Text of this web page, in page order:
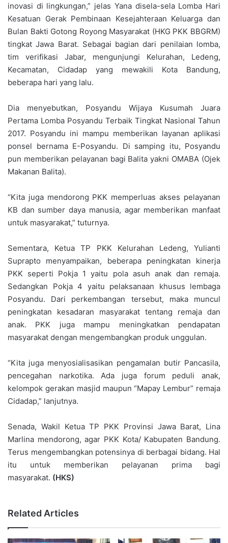
inovasi di lingkungan,” jelas Yana disela-sela Lomba Hari
Kesatuan Gerak Pembinaan Kesejahteraan Keluarga dan
Bulan Bakti Gotong Royong Masyarakat (HKG PKK BBGRM)
tingkat Jawa Barat. Sebagai bagian dari penilaian lomba,
tim verifikasi Jabar, mengunjungi Kelurahan, Ledeng,
Kecamatan, Cidadap yang mewakili Kota Bandung,
beberapa hari yang lalu.
Dia menyebutkan, Posyandu Wijaya Kusumah Juara
Pertama Lomba Posyandu Terbaik Tingkat Nasional Tahun
2017. Posyandu ini mampu memberikan layanan aplikasi
ponsel bernama E-Posyandu. Di samping itu, Posyandu
pun memberikan pelayanan bagi Balita yakni OMABA (Ojek
Makanan Balita).
“Kita juga mendorong PKK memperluas akses pelayanan
KB dan sumber daya manusia, agar memberikan manfaat
untuk masyarakat,” tuturnya.
Sementara, Ketua TP PKK Kelurahan Ledeng, Yulianti
Suprapto menyampaikan, beberapa peningkatan kinerja
PKK seperti Pokja 1 yaitu pola asuh anak dan remaja.
Sedangkan Pokja 4 yaitu pelaksanaan khusus lembaga
Posyandu. Dari perkembangan tersebut, maka muncul
peningkatan kesadaran masyarakat tentang remaja dan
anak. PKK juga mampu meningkatkan pendapatan
masyarakat dengan mengembangkan produk unggulan.
“Kita juga menyosialisasikan pengamalan butir Pancasila,
pencegahan narkotika. Ada juga forum peduli anak,
kelompok gerakan masjid maupun “Mapay Lembur” remaja
Cidadap,” lanjutnya.
Senada, Wakil Ketua TP PKK Provinsi Jawa Barat, Lina
Marlina mendorong, agar PKK Kota/ Kabupaten Bandung.
Terus mengembangkan potensinya di berbagai bidang. Hal
itu untuk memberikan pelayanan prima bagi
masyarakat. (HKS)
Related Articles